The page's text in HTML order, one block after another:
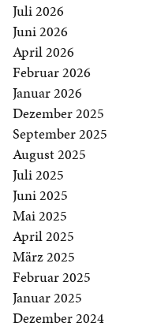
Juli 2026
Juni 2026
April 2026
Februar 2026
Januar 2026
Dezember 2025
September 2025
August 2025
Juli 2025
Juni 2025
Mai 2025
April 2025
März 2025
Februar 2025
Januar 2025
Dezember 2024